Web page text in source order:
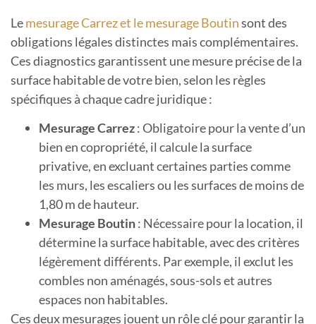
Lemesurage Carrez et le mesurage Boutinsont des
obligations légales distinctes mais complémentaires.
Ces diagnostics garantissent une mesure précise de la
surface habitable de votre bien, selon les règles
spécifiques à chaque cadre juridique :
Mesurage Carrez: Obligatoire pour la vente d’un
bien en copropriété, il calcule la surface
privative, en excluant certaines parties comme
les murs, les escaliers ou les surfaces de moins de
1,80 m de hauteur.
Mesurage Boutin: Nécessaire pour la location, il
détermine la surface habitable, avec des critères
légèrement différents. Par exemple, il exclut les
combles non aménagés, sous-sols et autres
espaces non habitables.
Ces deux mesurages jouent un rôle clé pour garantir la